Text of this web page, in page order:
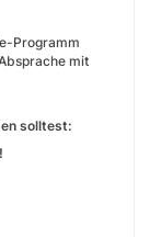
Programm
mit
solltest: